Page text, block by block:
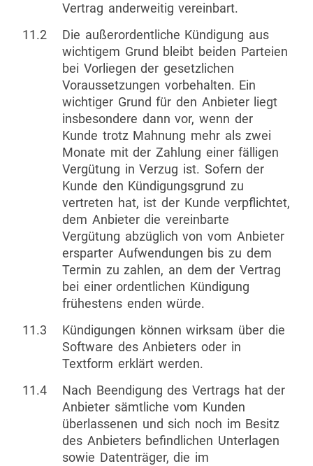
Vertrag anderweitig vereinbart.
11.2
Die außerordentliche Kündigung aus
wichtigem Grund bleibt beiden Parteien
bei Vorliegen der gesetzlichen
Voraussetzungen vorbehalten. Ein
wichtiger Grund für den Anbieter liegt
insbesondere dann vor, wenn der
Kunde trotz Mahnung mehr als zwei
Monate mit der Zahlung einer fälligen
Vergütung in Verzug ist. Sofern der
Kunde den Kündigungsgrund zu
vertreten hat, ist der Kunde verpflichtet,
dem Anbieter die vereinbarte
Vergütung abzüglich von vom Anbieter
ersparter Aufwendungen bis zu dem
Termin zu zahlen, an dem der Vertrag
bei einer ordentlichen Kündigung
frühestens enden würde.
11.3
Kündigungen können wirksam über die
Software des Anbieters oder in
Textform erklärt werden.
11.4
Nach Beendigung des Vertrags hat der
Anbieter sämtliche vom Kunden
überlassenen und sich noch im Besitz
des Anbieters befindlichen Unterlagen
sowie Datenträger, die im